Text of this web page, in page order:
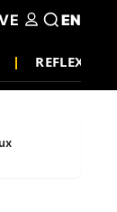
REFLEXION
EN